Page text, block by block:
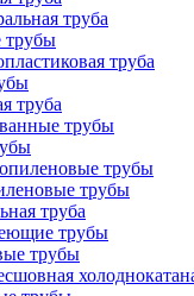
труба
труба
труба
трубы
трубы
трубы
труба
трубы
трубы